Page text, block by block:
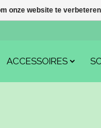
ACCESSOIRES
onze website te